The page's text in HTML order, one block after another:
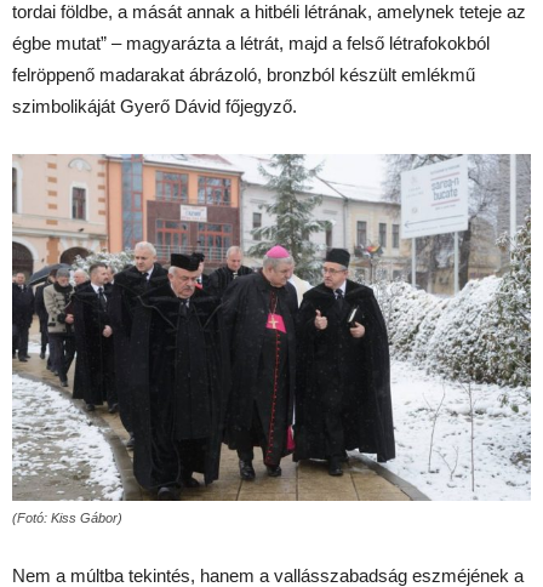
tordai földbe, a mását annak a hitbéli létrának, amelynek teteje az
égbe mutat” – magyarázta a létrát, majd a felső létrafokokból
felröppenő madarakat ábrázoló, bronzból készült emlékmű
szimbolikáját Gyerő Dávid főjegyző.
(Fotó: Kiss Gábor)
Nem a múltba tekintés, hanem a vallásszabadság eszméjének a